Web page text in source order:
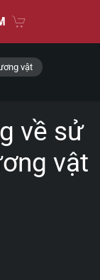
vật
về sử
vật